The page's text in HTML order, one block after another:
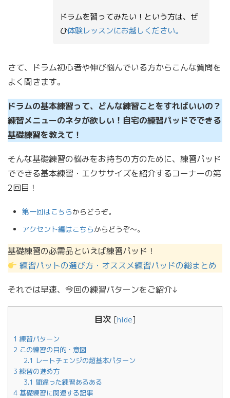
ドラムを習ってみたい！という方は、ぜ
ひ体験レッスンにお越しください。
さて、ドラム初心者や伸び悩んでいる方からこんな質問を
よく聞きます。
ドラムの基本練習って、どんな練習ことをすればいいの？
練習メニューのネタが欲しい！自宅の練習パッドでできる
基礎練習を教えて！
そんな基礎練習の悩みをお持ちの方のために、練習パッド
でできる基本練習・エクササイズを紹介するコーナーの第
2回目！
第一回はこちらからどうぞ。
アクセント編はこちらからどうぞ〜。
基礎練習の必需品といえば練習パッド！
練習パットの選び方・オススメ練習パッドの総まとめ
それでは早速、今回の練習パターンをご紹介↓
目次 [hide]
1 練習パターン
2 この練習の目的・意図
2.1 レートチェンジの超基本パターン
3 練習の進め方
3.1 間違った練習あるある
4 基礎練習に関連する記事